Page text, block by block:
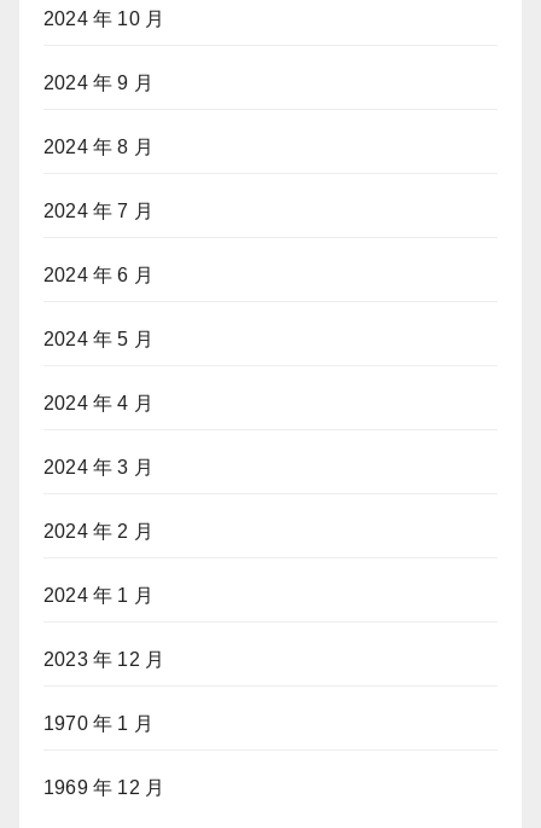
2024 年 10 月
2024 年 9 月
2024 年 8 月
2024 年 7 月
2024 年 6 月
2024 年 5 月
2024 年 4 月
2024 年 3 月
2024 年 2 月
2024 年 1 月
2023 年 12 月
1970 年 1 月
1969 年 12 月